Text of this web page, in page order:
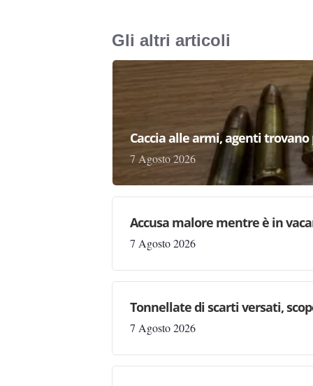
Gli altri articoli
Caccia alle armi, agenti
7 Agosto 2026
Accusa malore mentre è in
7 Agosto 2026
Tonnellate di scarti versati,
7 Agosto 2026